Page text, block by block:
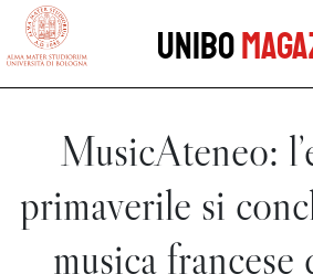
vai al contenuto della pagina
Unibo
MusicAteneo:
primaverile si
musica